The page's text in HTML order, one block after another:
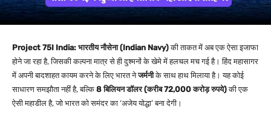
Project 75I India: भारतीय नौसेना (Indian Navy)की ताकत में अब एक ऐसा इजाफा
होने जा रहा है, जिसकी कल्पना मात्र से ही दुश्मनों के खेमे में हलचल मच गई है। हिंद महासागर
में अपनी बादशाहत कायम करने के लिए भारत नेजर्मनीके साथ हाथ मिलाया है। यह कोई
साधारण समझौता नहीं है, बल्कि 8 बिलियन डॉलर (करीब 72,000 करोड़ रुपये)की एक
ऐसी महाडील है, जो भारत को समंदर का ‘अजेय योद्धा’ बना देगी।